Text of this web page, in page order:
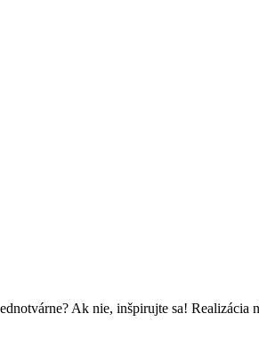
Ak nie, inšpirujte sa! Realizácia